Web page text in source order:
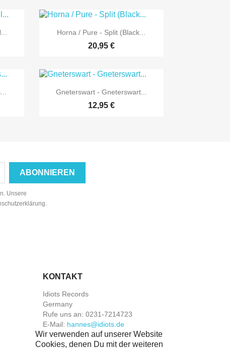
 Vorschau
Horna / Pure - Split (Black...
20,95 €
 Vorschau
Gneterswart - Gneterswart...
12,95 €
Unsere
KONTAKT
Idiots Records
Germany
Rufe uns an: 0231-7214723
E-Mail: hannes@idiots.de
Wir verwenden auf unserer Website
Cookies, denen Du mit der weiteren